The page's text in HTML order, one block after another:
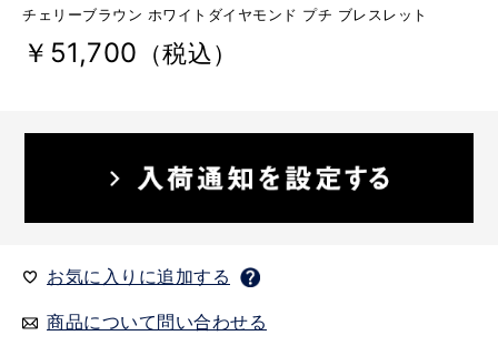
チェリーブラウン ホワイトダイヤモンド プチ ブレスレット
￥51,700 （税込）
お気に入りに追加する
商品について問い合わせる